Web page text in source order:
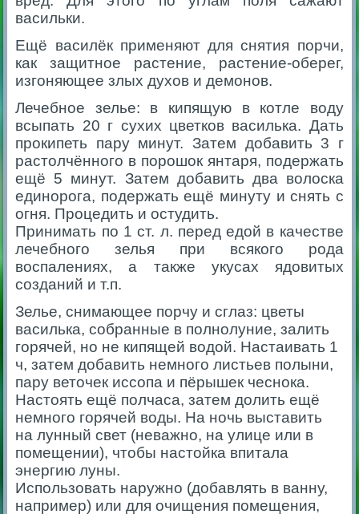
васильки.
Ещё василёк применяют для снятия порчи,
как защитное растение, растение-оберег,
изгоняющее злых духов и демонов.
Лечебное зелье: в кипящую в котле воду
всыпать 20 г сухих цветков василька. Дать
прокипеть пару минут. Затем добавить 3 г
растолчённого в порошок янтаря, подержать
ещё 5 минут. Затем добавить два волоска
единорога, подержать ещё минуту и снять с
огня. Процедить и остудить.
Принимать по 1 ст. л. перед едой в качестве
лечебного зелья при всякого рода
воспалениях, а также укусах ядовитых
созданий и т.п.
Зелье, снимающее порчу и сглаз: цветы
василька, собранные в полнолуние, залить
горячей, но не кипящей водой. Настаивать 1
ч, затем добавить немного листьев полыни,
пару веточек иссопа и пёрышек чеснока.
Настоять ещё полчаса, затем долить ещё
немного горячей воды. На ночь выставить
на лунный свет (неважно, на улице или в
помещении), чтобы настойка впитала
энергию луны.
Использовать наружно (добавлять в ванну,
например) или для очищения помещения,